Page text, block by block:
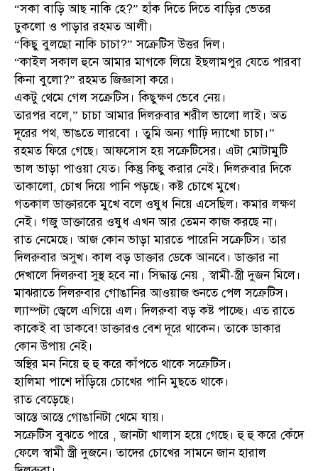
“সকা বাড়ি আছ নাকি হে?” হাঁক দিতে দিতে বাড়ির ভেতর
ঢুকলো ও পাড়ার রহমত আলী।
“কিছু বুলছো নাকি চাচা?” সক্রেটিস উত্তর দিল।
“কাইল সকাল হুনে আমার মাগকে লিয়ে ইছলামপুর যেতে পারবা
কিনা বুলো?” রহমত জিজ্ঞাসা করে।
একটু থেমে গেল সক্রেটিস। কিছুক্ষণ ভেবে নেয়।
তারপর বলে,” চাচা আমার দিলরুবার শরীল ভালো লাই। অত
দূরের পথ, ভাঙতে লারবো । তুমি অন্য গাঢ়ি দ্যাখো চাচা।”
রহমত ফিরে গেছে। আফসোস হয় সক্রেটিসের। এটা মোটামুটি
ভাল ভাড়া পাওয়া যেত। কিন্তু কিছু করার নেই। দিলরুবার দিকে
তাকালো, চোখ দিয়ে পানি পড়ছে। কষ্ট চোখে মুখে।
গতকাল ডাক্তারকে মুখে বলে ওষুধ নিয়ে এসেছিল। কমার লক্ষণ
নেই। গজু ডাক্তারের ওষুধ এখন আর তেমন কাজ করছে না।
রাত নেমেছে। আজ কোন ভাড়া মারতে পারেনি সক্রেটিস। তার
দিলরুবার অসুখ। কাল বড় ডাক্তার ডেকে আনবে। ডাক্তার না
দেখালে দিলরুবা সুস্থ হবে না। সিদ্ধান্ত নেয় , স্বামী-স্ত্রী দুজন মিলে।
মাঝরাতে দিলরুবার গোঙানির আওয়াজ শুনতে পেল সক্রেটিস।
ল্যাম্পটা জ্বেলে এগিয়ে এল। দিলরুবা বড় কষ্ট পাচ্ছে। এত রাতে
কাকেই বা ডাকবে! ডাক্তারও বেশ দূরে থাকেন। তাকে ডাকার
কোন উপায় নেই।
অস্থির মন নিয়ে হু হু করে কাঁপতে থাকে সক্রেটিস।
হালিমা পাশে দাঁড়িয়ে চোখের পানি মুছতে থাকে।
রাত বেড়েছে।
আস্তে আস্তে গোঙানিটা থেমে যায়।
সক্রেটিস বুঝতে পারে , জানটা খালাস হয়ে গেছে। হু হু করে কেঁদে
ফেলে স্বামী স্ত্রী দুজনে। তাদের চোখের সামনে জান হারাল